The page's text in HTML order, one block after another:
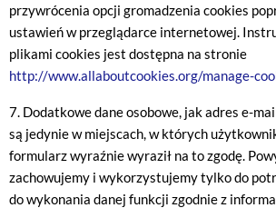
przywrócenia opcji gromadzenia cookies
ustawień w przeglądarce internetowej.
plikami cookies jest dostępna na stronie
http://www.allaboutcookies.org/manage-
7. Dodatkowe dane osobowe, jak adres e-
są jedynie w miejscach, w których
formularz wyraźnie wyraził na to zgodę.
zachowujemy i wykorzystujemy tylko do
do wykonania danej funkcji zgodnie z